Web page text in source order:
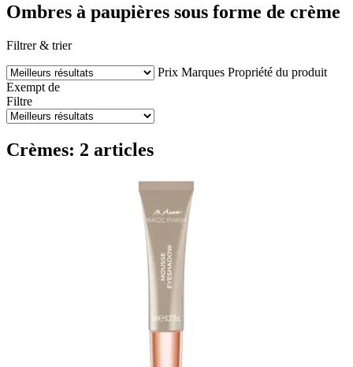
Ombres à paupières sous forme de crème
Filtrer & trier
Prix Marques Propriété du produit
Exempt de
Filtre
Crèmes: 2 articles